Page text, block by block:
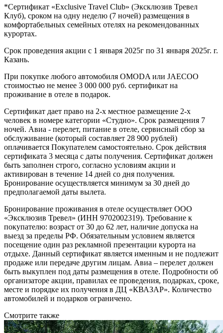
*Сертификат «Exclusive Travel Club» (Эксклюзив Тревел
Клуб), сроком на одну неделю (7 ночей) размещения в
комфортабельных семейных отелях на рекомендованных
курортах.
Срок проведения акции с 1 января 2025г по 31 января 2025г. г.
Казань.
При покупке любого автомобиля OMODA или JAECOO
стоимостью не менее 3 000 000 руб. сертификат на
проживание в отеле в подарок.
Сертификат дает право на 2-х местное размещение 2-х
человек в номере категории «Студио». Срок размещения 7
ночей. Авиа - перелет, питание в отеле, сервисный сбор за
обслуживание (который составляет 28 900 рублей)
оплачивается Покупателем самостоятельно. Срок действия
сертификата 3 месяца с даты получения. Сертификат должен
быть заполнен строго, согласно условиям акции и
активирован в течение 14 дней со дня получения.
Бронирование осуществляется минимум за 30 дней до
предполагаемой даты вылета.
Бронирование проживания в отеле осуществляет ООО
«Эксклюзив Тревел» (ИНН 9702002319). Требование к
покупателю: возраст от 30 до 62 лет, наличие допуска на
выезд за пределы РФ. Обязательным условием является
посещение один раз рекламной презентации курорта на
отдыхе. Данный сертификат является именным и не подлежит
продаже или передаче другим лицам. Авиа – перелет должен
быть выкуплен под даты размещения в отеле. Подробности об
организаторе акции, правилах ее проведения, подарках, сроке,
месте и порядке их получения в ДЦ «КВАЗАР». Количество
автомобилей и подарков ограничено.
Смотрите также